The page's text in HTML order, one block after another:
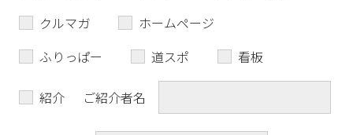
クルマガ
ホームページ
ふりっぱー
道スポ 看板
紹介 ご紹介者名